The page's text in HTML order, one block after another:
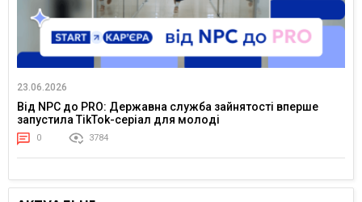
23.06.2026
Від NPC до PRO: Державна служба зайнятості вперше
запустила TikTok-серіал для молоді
0 3784